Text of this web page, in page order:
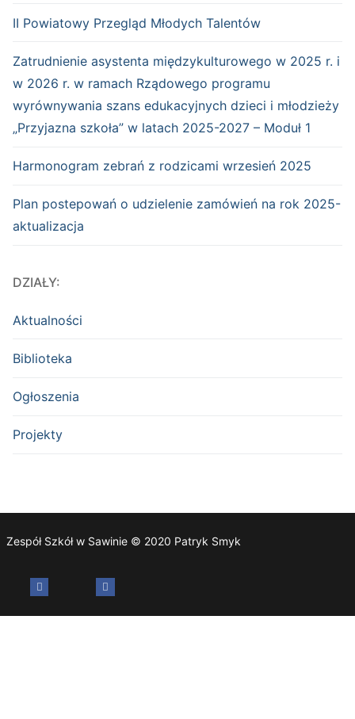
II Powiatowy Przegląd Młodych Talentów
Zatrudnienie asystenta międzykulturowego w 2025 r. i
w 2026 r. w ramach Rządowego programu
wyrównywania szans edukacyjnych dzieci i młodzieży
„Przyjazna szkoła” w latach 2025-2027 – Moduł 1
Harmonogram zebrań z rodzicami wrzesień 2025
Plan postepowań o udzielenie zamówień na rok 2025-
aktualizacja
DZIAŁY:
Aktualności
Biblioteka
Ogłoszenia
Projekty
Zespół Szkół w Sawinie © 2020 Patryk Smyk